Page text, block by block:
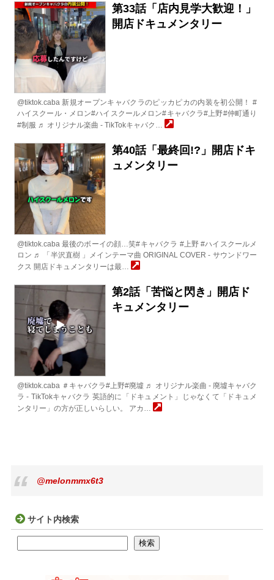
第33話「店内見学大歓迎！」
開店ドキュメンタリー
@tiktok.caba 新規オープンキャバクラのピッカピカの内装を初公開！ #
ハイスクール・メロン#ハイスクールメロン#キャバクラ#上野#仲町通り
#制服 ♬ オリジナル楽曲 - TikTokキャバク…
第40話「最終回!?」開店ドキ
ュメンタリー
@tiktok.caba 最後のボーイの顔…笑#キャバクラ #上野 #ハイスクールメ
ロン ♬ 「半沢直樹 」メインテーマ曲 ORIGINAL COVER - サウンドワー
クス 開店ドキュメンタリーは最…
第2話「苦悩と閃き」開店ド
キュメンタリー
@tiktok.caba ＃キャバクラ#上野#廃墟 ♬ オリジナル楽曲 - 廃墟キャバク
ラ - TikTokキャバクラ 英語的に「ドキュメント」じゃなくて「ドキュメ
ンタリー」の方が正しいらしい。 アカ…
@melonmmx6t3
サイト内検索
検索